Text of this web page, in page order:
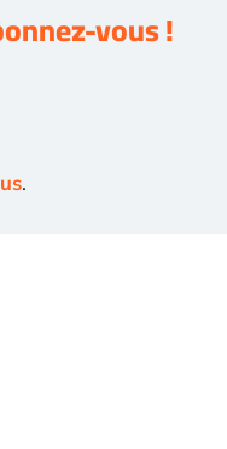
vous !
.